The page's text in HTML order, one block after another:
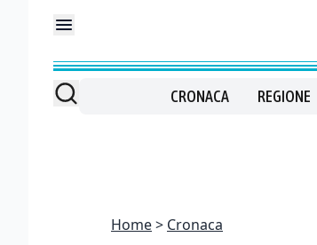
CRONACA REGIONE
Home Cronaca